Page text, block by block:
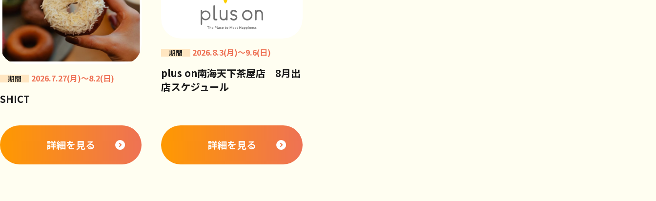
期間 2026.7.27(月)～8.2(日)
SHICT
詳細を見る
期間 2026.8.3(月)～9.6(日)
plus on南海天下茶屋店 8月出
店スケジュール
詳細を見る